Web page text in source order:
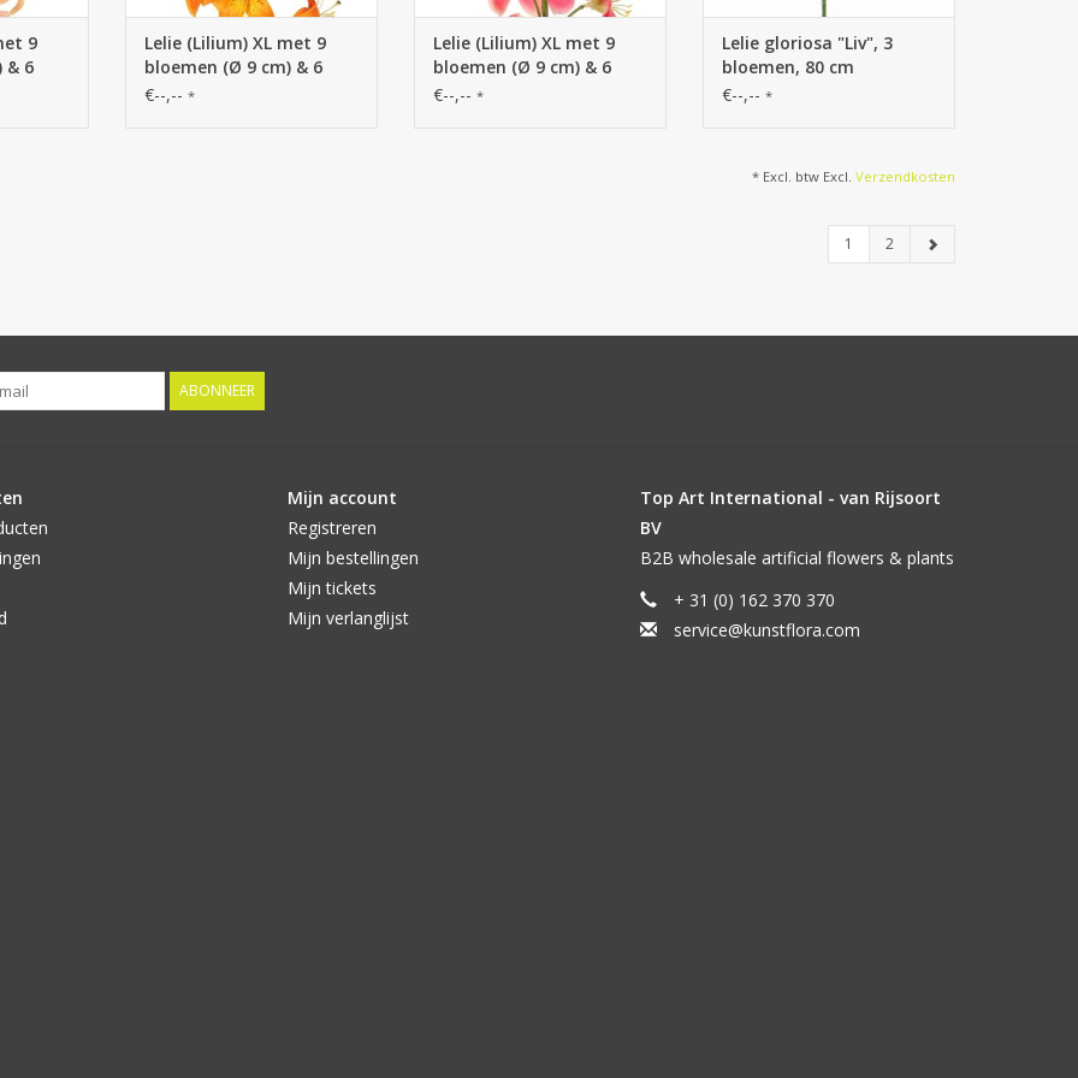
9
& 6
cm
Lelie (Lilium) XL met 9
bloemen (Ø 9 cm) & 6
plastic knoppen, 98 cm
€--,-- *
Lelie (Lilium) XL met 9
bloemen (Ø 9 cm) & 6
plastic knoppen, 98 cm
€--,-- *
Lelie gloriosa "Liv", 3
bloemen, 80 cm
€--,-- *
* Excl. btw Excl. Verzendkosten
1 2
ABONNEER
Mijn account
Registreren
Mijn bestellingen
Mijn tickets
Mijn verlanglijst
Top Art International - van Rijsoort
BV
B2B wholesale artificial flowers & plants
+ 31 (0) 162 370 370
service@kunstflora.com